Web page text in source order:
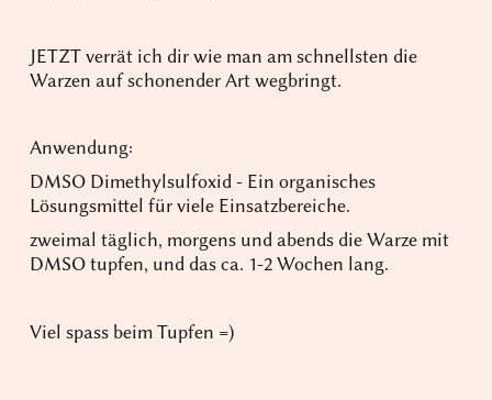
JETZT verrät ich dir wie man am schnellsten die
Warzen auf schonender Art wegbringt.
Anwendung:
DMSO Dimethylsulfoxid - Ein organisches
Lösungsmittel für viele Einsatzbereiche.
zweimal täglich, morgens und abends die Warze mit
DMSO tupfen, und das ca. 1-2 Wochen lang.
Viel spass beim Tupfen =)